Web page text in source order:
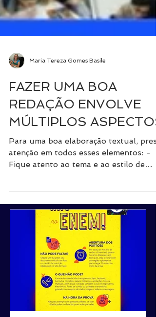
FAZER UMA BOA
REDAÇÃO ENVOLVE
MÚLTIPLOS ASPECTOS
Para uma boa elaboração textual,
atenção em todos esses elementos: -
redação proposto, que...